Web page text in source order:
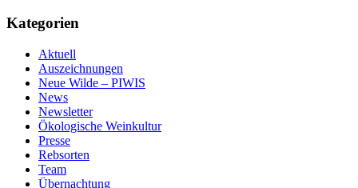
Kategorien
Aktuell
Auszeichnungen
Neue Wilde – PIWIS
News
Newsletter
Ökologische Weinkultur
Presse
Rebsorten
Team
Übernachtung